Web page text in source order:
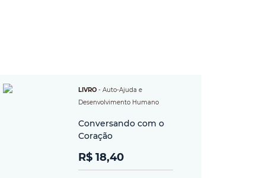
LIVRO - Auto-Ajuda e
Desenvolvimento Humano
Conversando com o
Coração
R$ 18,40